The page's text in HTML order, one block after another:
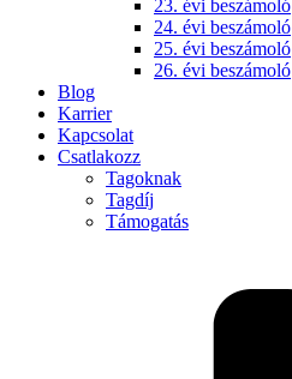
23. évi beszámoló
24. évi beszámoló
25. évi beszámoló
26. évi beszámoló
Blog
Karrier
Kapcsolat
Csatlakozz
Tagoknak
Tagdíj
Támogatás